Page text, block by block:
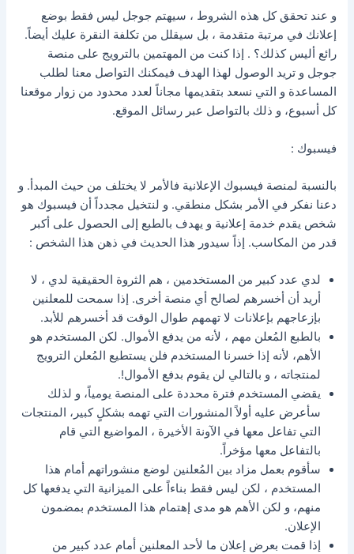
و عند تحقق كل هذه الشروط ، سيهتم جوجل ليس فقط بوضع
إعلانك في مرتبة متقدمة ، بل سيقلل من تكلفة النقرة عليك أيضاً.
رائع أليس كذلك؟ . إذا كنت من المهتمين بالترويج على منصة
جوجل و تريد الوصول لهذا الهدف فيمكنك التواصل معنا لطلب
المساعدة و التي نسعد بتقديمها مجاناً لعدد محدود من زوار موقعنا
كل أسبوع، و ذلك بالتواصل عبر رسائل الموقع.
فيسبوك :
بالنسبة لمنصة فيسبوك الإعلانية فالأمر لا يختلف من حيث المبدأ. و
دعنا نفكر في الأمر بشكل منطقي. و لنتخيل مجدداً أن فيسبوك هو
شخص يقدم خدمة إعلانية و يهدف بالطبع إلى الحصول على أكبر
قدر من المكاسب. إذاً سيدور هذا الحديث في ذهن هذا الشخص :
لدي عدد كبير من المستخدمين ، هم الثروة الحقيقية لدي ، لا
أريد أن أخسرهم لصالح أي منصة أخرى. إذا سمحت للمعلنين
بإزعاجهم بإعلانات لا تهمهم طوال الوقت قد أخسرهم للأبد.
بالطبع المُعلن مهم ، لأنه من يدفع الأموال. لكن المستخدم هو
الأهم، لأنه إذا خسرنا المستخدم فلن يستطيع المُعلن الترويج
لمنتجاته ، و بالتالي لن يقوم بدفع الأموال!.
يقضي المستخدم فترة محددة على المنصة يومياً، و لذلك
سأعرض عليه أولاً المنشورات التي تهمه بشكلٍ كبير، المنتجات
التي تفاعل معها في الآونة الأخيرة ، المواضيع التي قام
بالتفاعل معها مؤخراً.
سأقوم بعمل مزاد بين المُعلنين لوضع منشوراتهم أمام هذا
المستخدم ، لكن ليس فقط بناءاً على الميزانية التي يدفعها كل
منهم، و لكن الأهم هو مدى إهتمام هذا المستخدم بمضمون
الإعلان.
إذا قمت بعرض إعلان ما لأحد المعلنين أمام عدد كبير من